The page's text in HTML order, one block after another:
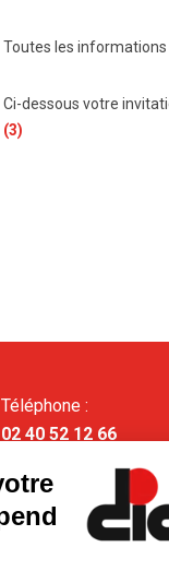
Toutes les informations
Ci-dessous votre
(3)
Téléphone :
02 40 52 12 66